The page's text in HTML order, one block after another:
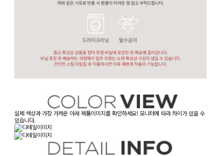
실제 색상과 가장 가까운 아래 제품이미지를 확인하세요! 모니터에 따라 차이가 있을 수
있습니다.